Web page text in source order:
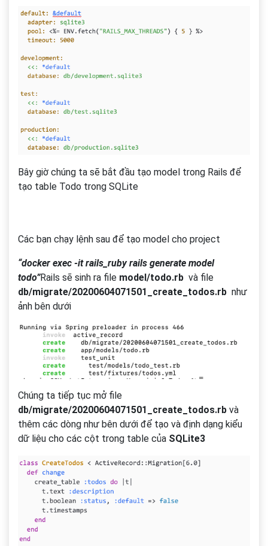
Bây giờ chúng ta sẽ bắt đầu tạo model trong Rails để
tạo table Todo trong SQLite
Các bạn chạy lệnh sau để tạo model cho project
“docker exec -it rails_ruby rails generate model
todo”Rails sẽ sinh ra file model/todo.rb và file
db/migrate/20200604071501_create_todos.rb như
ảnh bên dưới
Chúng ta tiếp tục mở file
db/migrate/20200604071501_create_todos.rb và
thêm các dòng như bên dưới để tạo và định dạng kiểu
dữ liệu cho các cột trong table của SQLite3